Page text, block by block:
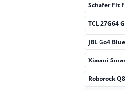
Schafer Fit
TCL 27G64
JBL Go4
Xiaomi
Roborock